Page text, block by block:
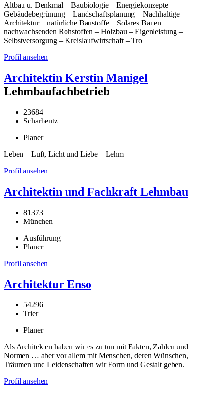
Altbau u. Denkmal – Baubiologie – Energiekonzepte –
Gebäudebegrünung – Landschaftsplanung – Nachhaltige
Architektur – natürliche Baustoffe – Solares Bauen –
nachwachsenden Rohstoffen – Holzbau – Eigenleistung –
Selbstversorgung – Kreislaufwirtschaft – Tro
Profil ansehen
Architektin Kerstin Manigel
Lehmbaufachbetrieb
23684
Scharbeutz
Planer
Leben – Luft, Licht und Liebe – Lehm
Profil ansehen
Architektin und Fachkraft Lehmbau
81373
München
Ausführung
Planer
Profil ansehen
Architektur Enso
54296
Trier
Planer
Als Architekten haben wir es zu tun mit Fakten, Zahlen und
Normen … aber vor allem mit Menschen, deren Wünschen,
Träumen und Leidenschaften wir Form und Gestalt geben.
Profil ansehen